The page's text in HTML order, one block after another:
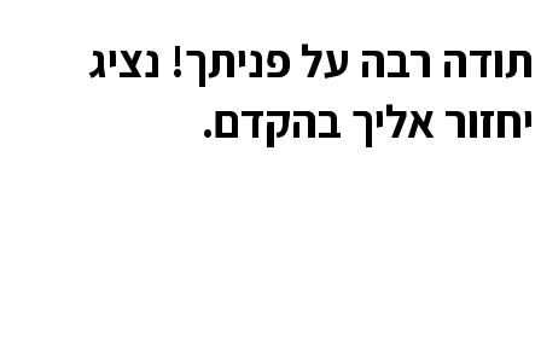
תודה רבה על פניתך! נציג
יחזור אליך בהקדם.